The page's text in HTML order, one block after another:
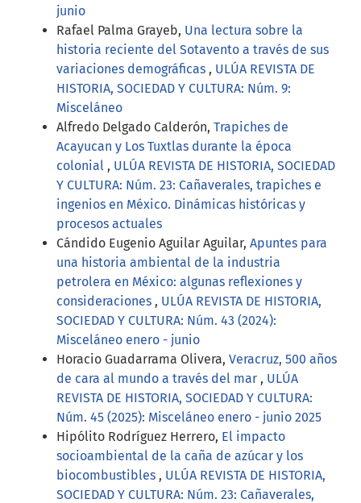
junio
Rafael Palma Grayeb, Una lectura sobre la
historia reciente del Sotavento a través de sus
variaciones demográficas , ULÚA REVISTA DE
HISTORIA, SOCIEDAD Y CULTURA: Núm. 9:
Misceláneo
Alfredo Delgado Calderón, Trapiches de
Acayucan y Los Tuxtlas durante la época
colonial , ULÚA REVISTA DE HISTORIA, SOCIEDAD
Y CULTURA: Núm. 23: Cañaverales, trapiches e
ingenios en México. Dinámicas históricas y
procesos actuales
Cándido Eugenio Aguilar Aguilar, Apuntes para
una historia ambiental de la industria
petrolera en México: algunas reflexiones y
consideraciones , ULÚA REVISTA DE HISTORIA,
SOCIEDAD Y CULTURA: Núm. 43 (2024):
Misceláneo enero - junio
Horacio Guadarrama Olivera, Veracruz, 500 años
de cara al mundo a través del mar , ULÚA
REVISTA DE HISTORIA, SOCIEDAD Y CULTURA:
Núm. 45 (2025): Misceláneo enero - junio 2025
Hipólito Rodríguez Herrero, El impacto
socioambiental de la caña de azúcar y los
biocombustibles , ULÚA REVISTA DE HISTORIA,
SOCIEDAD Y CULTURA: Núm. 23: Cañaverales,